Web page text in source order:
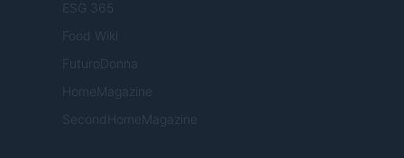
ESG 365
Food Wiki
FuturoDonna
HomeMagazine
SecondHomeMagazine